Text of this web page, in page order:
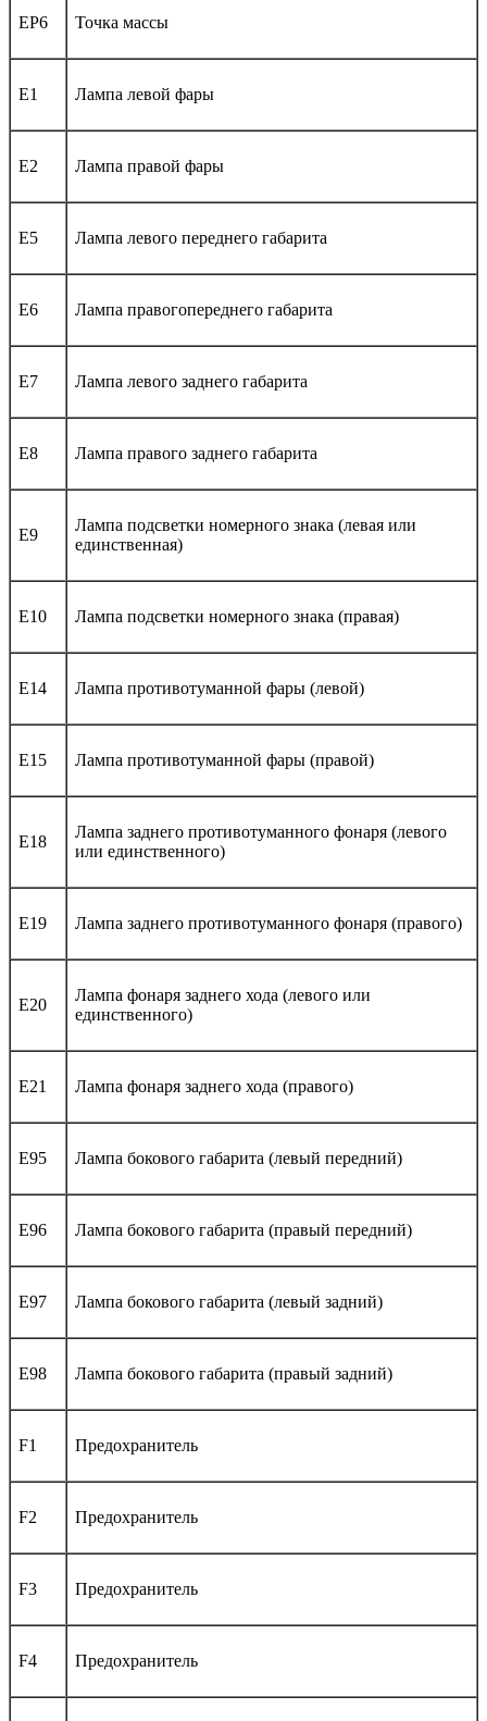
EP6 Точка массы
E1 Лампа левой фары
E2 Лампа правой фары
E5 Лампа левого переднего габарита
E6 Лампа правогопереднего габарита
E7 Лампа левого заднего габарита
E8 Лампа правого заднего габарита
E9
Лампа подсветки номерного знака (левая или
единственная)
E10 Лампа подсветки номерного знака (правая)
E14 Лампа противотуманной фары (левой)
E15 Лампа противотуманной фары (правой)
E18
Лампа заднего противотуманного фонаря (левого
или единственного)
E19 Лампа заднего противотуманного фонаря (правого)
E20
Лампа фонаря заднего хода (левого или
единственного)
E21 Лампа фонаря заднего хода (правого)
E95 Лампа бокового габарита (левый передний)
E96 Лампа бокового габарита (правый передний)
E97 Лампа бокового габарита (левый задний)
E98 Лампа бокового габарита (правый задний)
F1 Предохранитель
F2 Предохранитель
F3 Предохранитель
F4 Предохранитель